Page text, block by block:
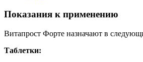
Показания к применению
Витапрост Форте назначают в
Таблетки: